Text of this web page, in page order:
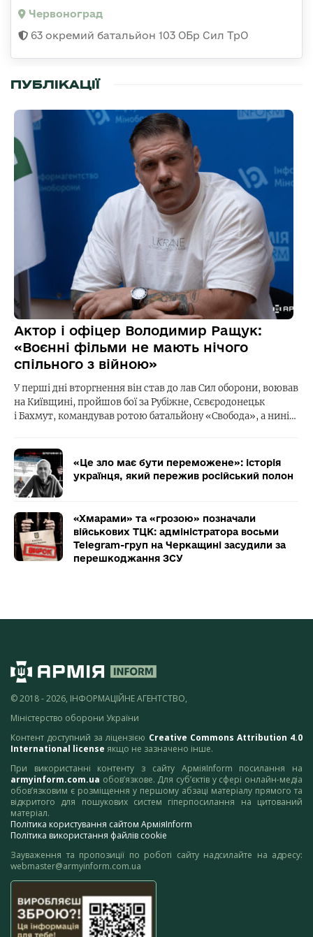
Червоноград
63 окремий батальйон 103 ОБр Сил ТрО
ПУБЛІКАЦІЇ
Актор і офіцер Володимир Ращук:
«Воєнні фільми не мають нічого
спільного з війною»
У перші дні вторгнення він став до лав Сил оборони, воював
на Київщині, пройшов бої за Рубіжне, Сєвєродонецьк
і Бахмут, командував ротою батальйону «Свобода», а нині…
«Це зло має бути переможене»: історія
українця, який пережив російський полон
«Хмарами» та «грозою» позначали
військових ТЦК: адміністратора восьми
Telegram-груп на Черкащині засудили за
перешкоджання ЗСУ
© 2018 - 2026, ІНФОРМАЦІЙНЕ АГЕНТСТВО,
Міністерство оборони України
Контент доступний за ліцензією Creative Commons Attribution 4.0
International license якщо не зазначено інше.
При використанні контенту з сайту АрміяInform посилання на
armyinform.com.ua обов’язкове. Для суб’єктів у сфері онлайн-медіа
обов’язковим є розміщення у першому абзаці матеріалу прямого та
відкритого для пошукових систем гіперпосилання на цитований
матеріал.
Політика користування сайтом АрміяInform
Політика використання файлів cookie
Зауваження та пропозиції по роботі сайту надсилайте на адресу:
webmaster@armyinform.com.ua